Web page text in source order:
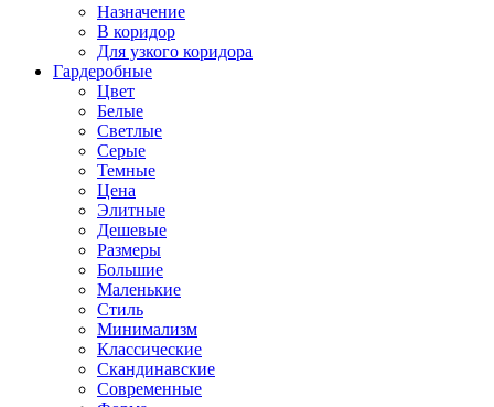
Назначение
В коридор
Для узкого коридора
Гардеробные
Цвет
Белые
Светлые
Серые
Темные
Цена
Элитные
Дешевые
Размеры
Большие
Маленькие
Стиль
Минимализм
Классические
Скандинавские
Современные